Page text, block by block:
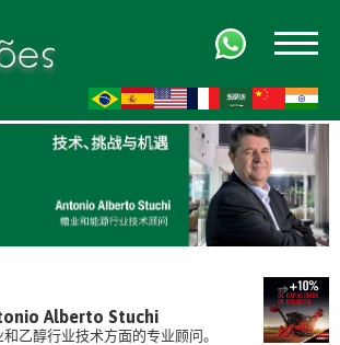
Alberto Stuchi
和乙醇行业技术方面的专业顾问。